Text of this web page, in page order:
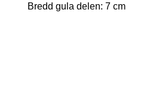
Bredd gula delen: 7 cm